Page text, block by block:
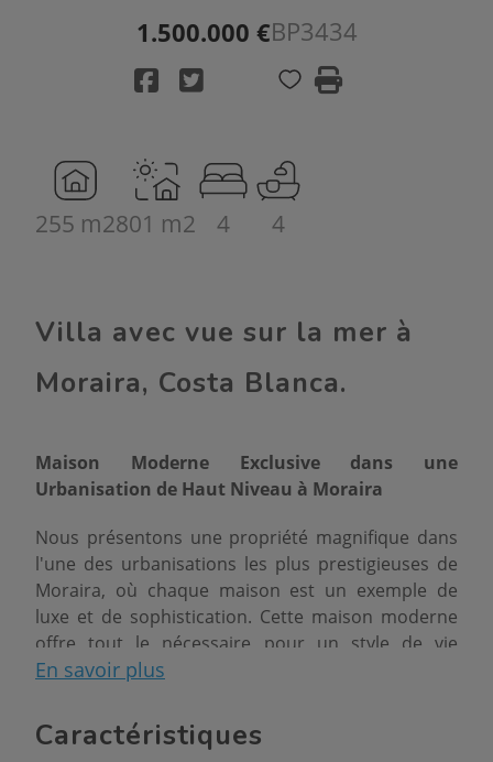
1.500.000 €BP3434
255 m2801 m2 4 4
Villa avec vue sur la mer à
Moraira, Costa Blanca.
Maison Moderne Exclusive dans une
Urbanisation de Haut Niveau à Moraira
Nous présentons une propriété magnifique dans
l'une des urbanisations les plus prestigieuses de
Moraira, où chaque maison est un exemple de
luxe et de sophistication. Cette maison moderne
offre tout le nécessaire pour un style de vie
confortable et exclusif
Située dans une urbanisation de haut niveau, cette
propriété est entourée d'autres maisons de luxe
En savoir plus
Caractéristiques